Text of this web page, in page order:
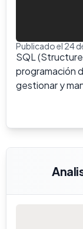
Publicado el 24
SQL
programación
gestionar y
relacionales.